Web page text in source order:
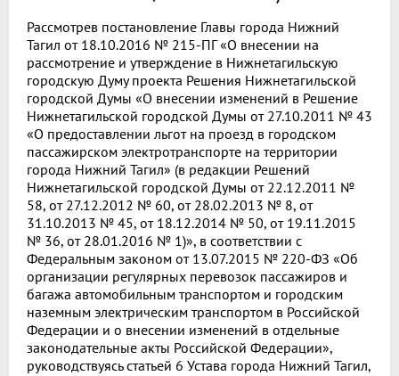
Рассмотрев постановление Главы города Нижний
Тагил от 18.10.2016 № 215-ПГ «О внесении на
рассмотрение и утверждение в Нижнетагильскую
городскую Думу проекта Решения Нижнетагильской
городской Думы «О внесении изменений в Решение
Нижнетагильской городской Думы от 27.10.2011 № 43
«О предоставлении льгот на проезд в городском
пассажирском электротранспорте на территории
города Нижний Тагил» (в редакции Решений
Нижнетагильской городской Думы от 22.12.2011 №
58, от 27.12.2012 № 60, от 28.02.2013 № 8, от
31.10.2013 № 45, от 18.12.2014 № 50, от 19.11.2015
№ 36, от 28.01.2016 № 1)», в соответствии с
Федеральным законом от 13.07.2015 № 220-ФЗ «Об
организации регулярных перевозок пассажиров и
багажа автомобильным транспортом и городским
наземным электрическим транспортом в Российской
Федерации и о внесении изменений в отдельные
законодательные акты Российской Федерации»,
руководствуясь статьей 6 Устава города Нижний Тагил,